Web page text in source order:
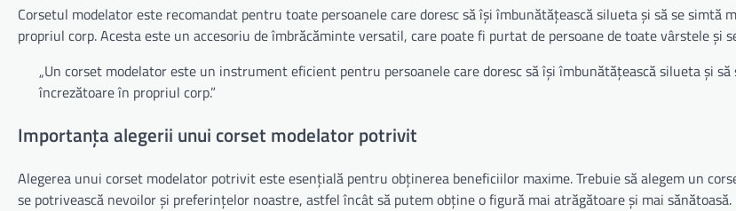
Corsetul modelator este recomandat pentru toate persoanele care doresc să își îmbunătățească silueta și să se simtă
propriul corp. Acesta este un accesoriu de îmbrăcăminte versatil, care poate fi purtat de persoane de toate vârstele și
„Un corset modelator este un instrument eficient pentru persoanele care doresc să își îmbunătățească silueta și să
încrezătoare în propriul corp.”
Importanța alegerii unui corset modelator potrivit
Alegerea unui corset modelator potrivit este esențială pentru obținerea beneficiilor maxime. Trebuie să alegem un
se potrivească nevoilor și preferințelor noastre, astfel încât să putem obține o figură mai atrăgătoare și mai sănătoasă.